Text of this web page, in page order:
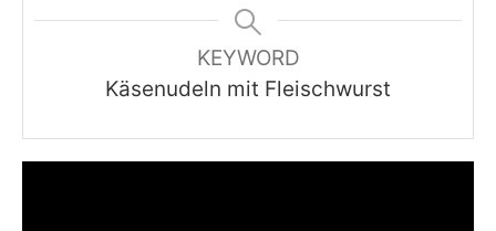
KEYWORD
Käsenudeln mit Fleischwurst